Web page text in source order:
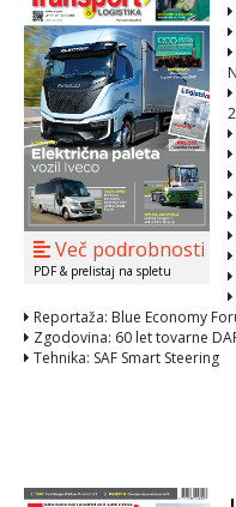
Več podrobnosti
PDF & prelistaj na spletu
Reportaža: Blue Economy
Zgodovina: 60 let tovarne
Tehnika: SAF Smart Steering